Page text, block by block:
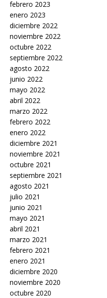
febrero 2023
enero 2023
diciembre 2022
noviembre 2022
octubre 2022
septiembre 2022
agosto 2022
junio 2022
mayo 2022
abril 2022
marzo 2022
febrero 2022
enero 2022
diciembre 2021
noviembre 2021
octubre 2021
septiembre 2021
agosto 2021
julio 2021
junio 2021
mayo 2021
abril 2021
marzo 2021
febrero 2021
enero 2021
diciembre 2020
noviembre 2020
octubre 2020